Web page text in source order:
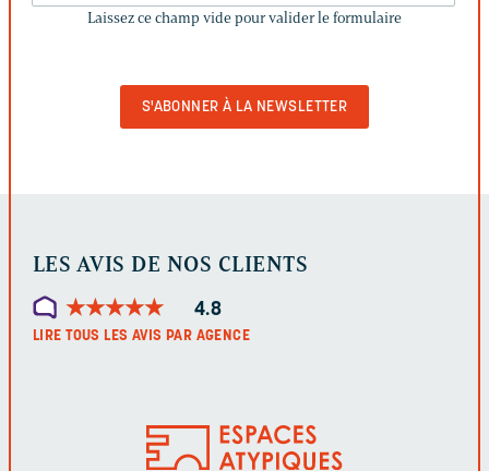
CHAMP
Laissez ce champ vide pour valider le formulaire
LES AVIS DE NOS CLIENTS
★★★★★
★★★★★ 4.8
LIRE TOUS LES AVIS PAR AGENCE